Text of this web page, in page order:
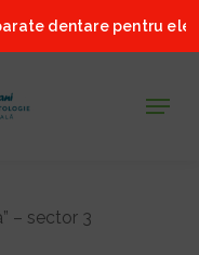
dentare pentru elevi •
Menu
– sector 3